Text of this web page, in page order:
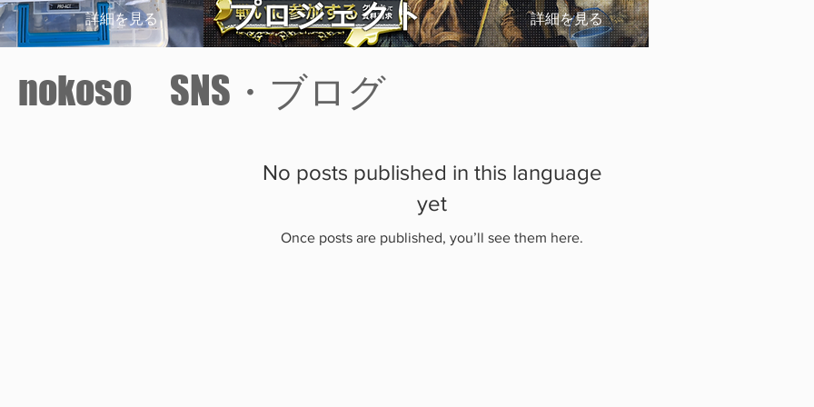
詳細を見る
プロジェクト
詳細を見る
nokoso ​SNS・ブログ
No posts published in this language
yet
Once posts are published, you’ll see them here.